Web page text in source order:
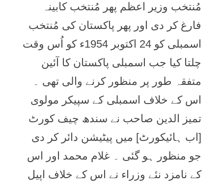
مُنتخب وزير اعظم پھر مُنتخب کابينہ
فارغ کر دی اور پھر پاکستان کی مُنتخب
اسمبلی کو 24 اکتوبر 1954ء کو اُس وقت
چلتا کيا جب اسمبلی پاکستان کا آئين
متفقہ طور پر منظور کرنے والی تھی ۔
اس کے خلاف اسمبلی کے سپيکر مولوی
تميز الدين صاحب نے سندھ چيف کورٹ
[اب ہائيکورٹ] میں پيٹيشن دائر کر دی
جو منظور ہو گئی ۔ غلام محمد اور اس
کے نامزد نئے وزراء نے اس کے خلاف اپيل